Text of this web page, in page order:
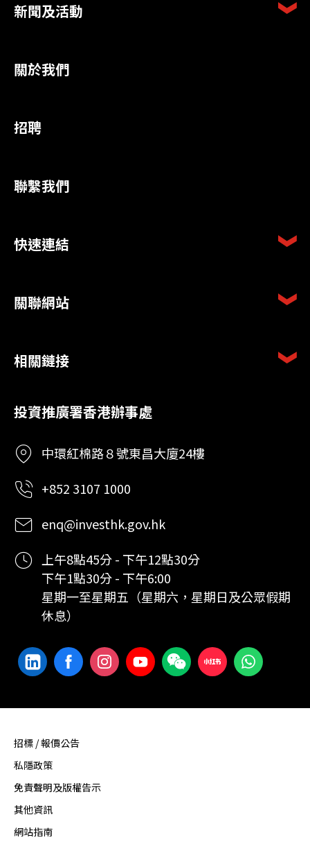
新聞及活動
關於我們
招聘
聯繫我們
快速連結
關聯網站
相關鏈接
投資推廣署香港辦事處
中環紅棉路８號東昌大廈24樓
+852 3107 1000
enq@investhk.gov.hk
上午8點45分 - 下午12點30分
下午1點30分 - 下午6:00
星期一至星期五（星期六，星期日及公眾假期
休息）
招標 / 報價公告
私隱政策
免責聲明及版權告示
其他資訊
網站指南